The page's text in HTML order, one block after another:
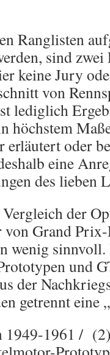
Ranglisten
sind
keine Jury
von
lediglich
höchstem
erläutert oder
eine
des lieben
der
Grand Prix-
wenig
und
der
getrennt eine
1949-1961 /